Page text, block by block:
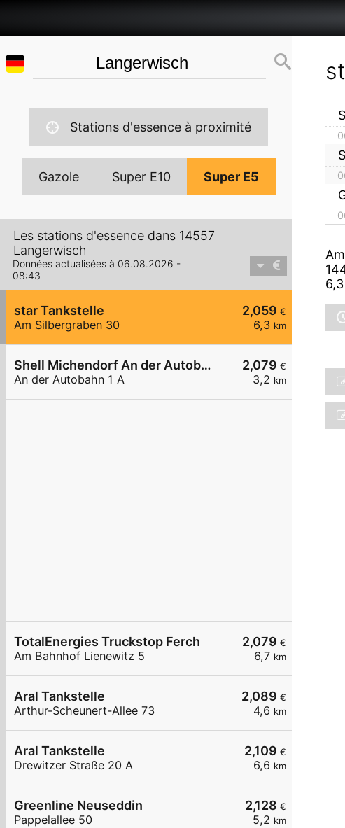
Stations d'essence à proximité
Gazole Super E10 Super E5
Les stations d'essence dans 14557
Langerwisch
Données actualisées à 06.08.2026 -
08:43
2,059 €
6,3 km
star Tankstelle
Am Silbergraben 30
2,079 €
3,2 km
Shell Michendorf An der Autobahn 1 A
An der Autobahn 1 A
2,079 €
6,7 km
TotalEnergies Truckstop Ferch
Am Bahnhof Lienewitz 5
2,089 €
4,6 km
Aral Tankstelle
Arthur-Scheunert-Allee 73
2,109 €
6,6 km
Aral Tankstelle
Drewitzer Straße 20 A
2,128 €
5,2 km
Greenline Neuseddin
Pappelallee 50
6,3